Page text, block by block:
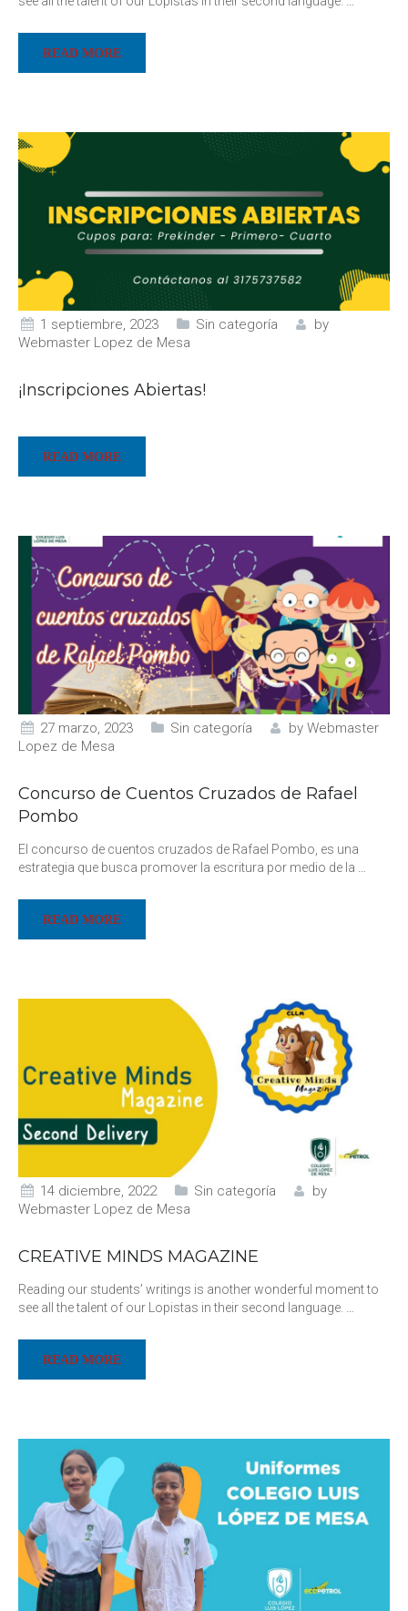
READ MORE
1 septiembre, 2023 Sin categoría
by
Webmaster Lopez de Mesa
¡Inscripciones Abiertas!
READ MORE
27 marzo, 2023 Sin categoría by Webmaster
Lopez de Mesa
Concurso de Cuentos Cruzados de Rafael
Pombo
El concurso de cuentos cruzados de Rafael Pombo, es una
estrategia que busca promover la escritura por medio de la …
READ MORE
14 diciembre, 2022 Sin categoría
by
Webmaster Lopez de Mesa
CREATIVE MINDS MAGAZINE
Reading our students’ writings is another wonderful moment to
see all the talent of our Lopistas in their second language. …
READ MORE